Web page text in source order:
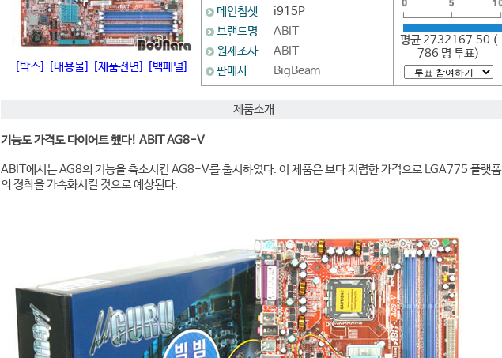
[박스] [내용물] [제품전면] [백패널]
메인칩셋
i915P
브랜드명
ABIT
원제조사
ABIT
판매사
BigBeam
평균 2732167.50 (
786 명 투표)
제품소개
기능도 가격도 다이어트 했다! ABIT AG8-V
ABIT에서는 AG8의 기능을 축소시킨 AG8-V를 출시하였다. 이 제품은 보다 저렴한 가격으로 LGA775 플랫폼
의 정착을 가속화시킬 것으로 예상된다.